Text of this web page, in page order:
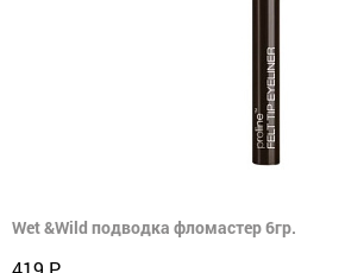
Wet &Wild подводка фломастер 6гр.